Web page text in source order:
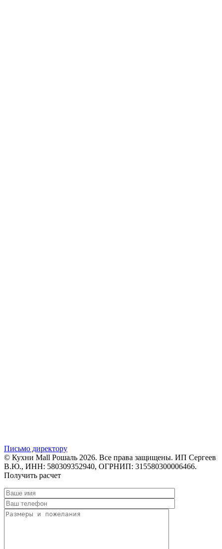
Письмо директору
© Кухни Mall Рошаль 2026. Все права защищены. ИП Сергеев
В.Ю., ИНН: 580309352940, ОГРНИП: 315580300006466.
Получить расчет